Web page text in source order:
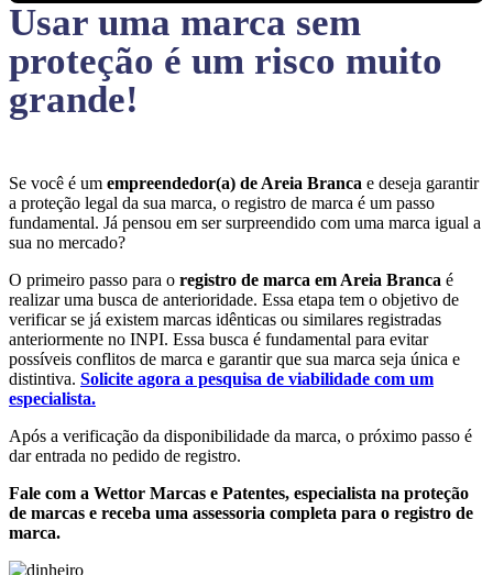
Usar uma marca sem
proteção é um risco muito
grande!
Se você é um empreendedor(a) de Areia Branca e deseja garantir
a proteção legal da sua marca, o registro de marca é um passo
fundamental. Já pensou em ser surpreendido com uma marca igual a
sua no mercado?
O primeiro passo para o registro de marca em Areia Branca é
realizar uma busca de anterioridade. Essa etapa tem o objetivo de
verificar se já existem marcas idênticas ou similares registradas
anteriormente no INPI. Essa busca é fundamental para evitar
possíveis conflitos de marca e garantir que sua marca seja única e
distintiva. Solicite agora a pesquisa de viabilidade com um
especialista.
Após a verificação da disponibilidade da marca, o próximo passo é
dar entrada no pedido de registro.
Fale com a Wettor Marcas e Patentes, especialista na proteção
de marcas e receba uma assessoria completa para o registro de
marca.